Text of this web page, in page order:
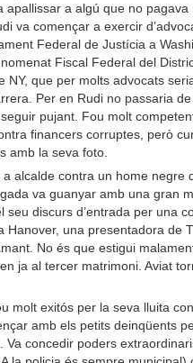
apallissar a algú que no pagava
va començar a exercir
Federal de Justícia a
Fiscal Federal del
NY, que per molts advocats
Per en Rudi no passaria
pujant. Fou molt
financers corruptes, però
amb la seva foto.
alcalde contra un home negre
va guanyar amb una gran
seu discurs d’entrada per una
Hanover, una presentadora de
No és que estigui
ja al tercer matrimoni. Aviat
molt exitós per la seva lluita
amb els petits deinqüents
Va concedir poders